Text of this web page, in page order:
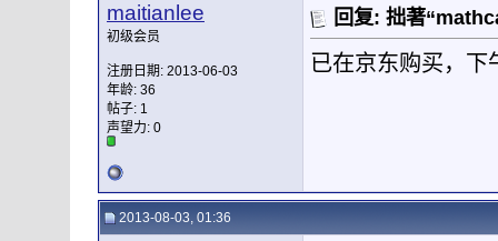
maitianlee
初级会员
注册日期: 2013-06-03
年龄: 36
帖子: 1
声望力: 0
回复: 拙著
已在京东购买，
2013-08-03, 01:36